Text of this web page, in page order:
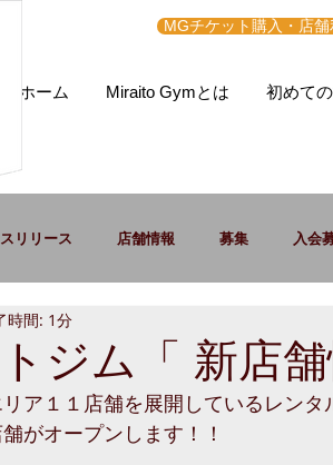
ホーム Miraito Gymとは 初めて
MGチケット購入・店
リリース 店舗情報 募集 入会
ジム「 新店舗
時間: 1分
ア１１店舗を展開しているレンタ
がオープンします！！